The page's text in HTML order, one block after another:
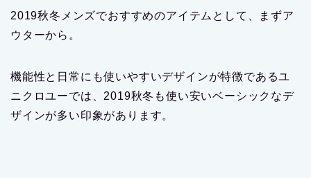
2019秋冬メンズでおすすめのアイテムとして、まずア
ウターから。
機能性と日常にも使いやすいデザインが特徴であるユ
ニクロユーでは、2019秋冬も使い安いベーシックなデ
ザインが多い印象があります。